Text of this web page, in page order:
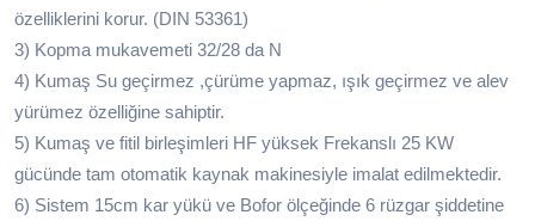
özelliklerini korur. (DIN 53361)
3) Kopma mukavemeti 32/28 da N
4) Kumaş Su geçirmez ,çürüme yapmaz, ışık geçirmez ve alev
yürümez özelliğine sahiptir.
5) Kumaş ve fitil birleşimleri HF yüksek Frekanslı 25 KW
gücünde tam otomatik kaynak makinesiyle imalat edilmektedir.
6) Sistem 15cm kar yükü ve Bofor ölçeğinde 6 rüzgar şiddetine